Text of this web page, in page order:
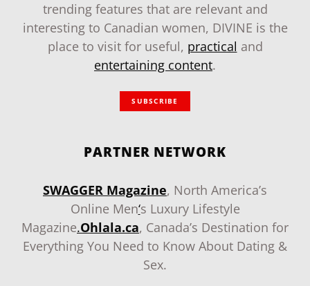
trending features that are relevant and
interesting to Canadian women, DIVINE is the
place to visit for useful, practical and
entertaining content.
SUBSCRIBE
PARTNER NETWORK
SWAGGER Magazine, North America’s
Online Men‘s Luxury Lifestyle
Magazine.Ohlala.ca, Canada’s Destination for
Everything You Need to Know About Dating &
Sex.